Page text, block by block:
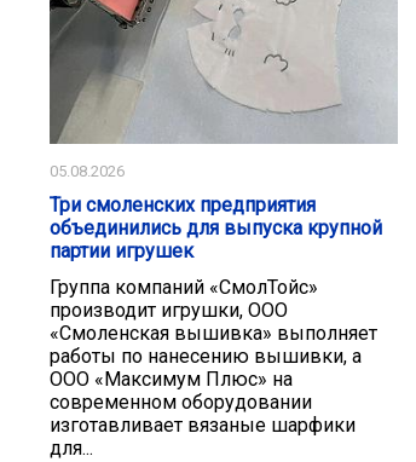
05.08.2026
Три смоленских предприятия
объединились для выпуска крупной
партии игрушек
Группа компаний «СмолТойс»
производит игрушки, ООО
«Смоленская вышивка» выполняет
работы по нанесению вышивки, а
ООО «Максимум Плюс» на
современном оборудовании
изготавливает вязаные шарфики
для...